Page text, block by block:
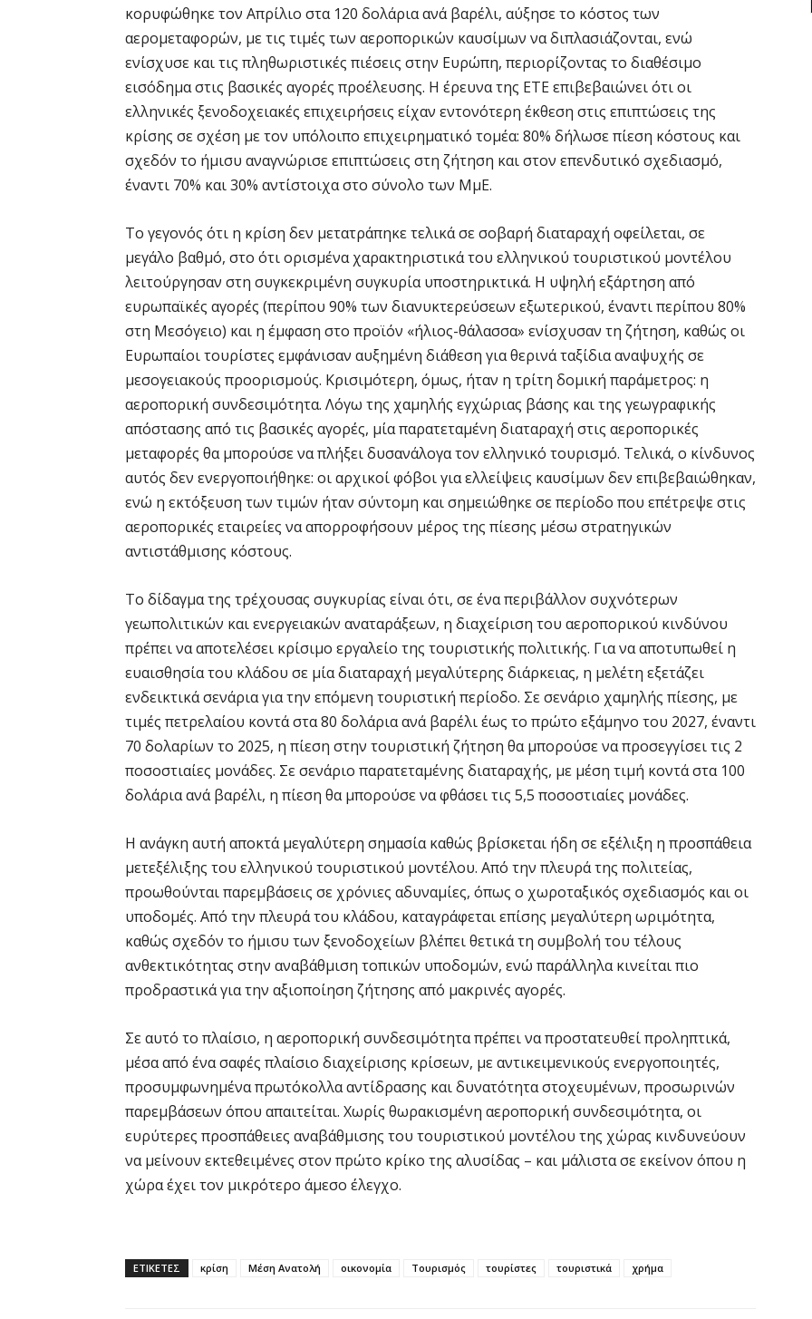
κορυφώθηκε τον Απρίλιο στα 120 δολάρια ανά βαρέλι, αύξησε το κόστος των
αερομεταφορών, με τις τιμές των αεροπορικών καυσίμων να διπλασιάζονται, ενώ
ενίσχυσε και τις πληθωριστικές πιέσεις στην Ευρώπη, περιορίζοντας το διαθέσιμο
εισόδημα στις βασικές αγορές προέλευσης. Η έρευνα της ΕΤΕ επιβεβαιώνει ότι οι
ελληνικές ξενοδοχειακές επιχειρήσεις είχαν εντονότερη έκθεση στις επιπτώσεις της
κρίσης σε σχέση με τον υπόλοιπο επιχειρηματικό τομέα: 80% δήλωσε πίεση κόστους και
σχεδόν το ήμισυ αναγνώρισε επιπτώσεις στη ζήτηση και στον επενδυτικό σχεδιασμό,
έναντι 70% και 30% αντίστοιχα στο σύνολο των ΜμΕ.
Το γεγονός ότι η κρίση δεν μετατράπηκε τελικά σε σοβαρή διαταραχή οφείλεται, σε
μεγάλο βαθμό, στο ότι ορισμένα χαρακτηριστικά του ελληνικού τουριστικού μοντέλου
λειτούργησαν στη συγκεκριμένη συγκυρία υποστηρικτικά. Η υψηλή εξάρτηση από
ευρωπαϊκές αγορές (περίπου 90% των διανυκτερεύσεων εξωτερικού, έναντι περίπου 80%
στη Μεσόγειο) και η έμφαση στο προϊόν «ήλιος-θάλασσα» ενίσχυσαν τη ζήτηση, καθώς οι
Ευρωπαίοι τουρίστες εμφάνισαν αυξημένη διάθεση για θερινά ταξίδια αναψυχής σε
μεσογειακούς προορισμούς. Κρισιμότερη, όμως, ήταν η τρίτη δομική παράμετρος: η
αεροπορική συνδεσιμότητα. Λόγω της χαμηλής εγχώριας βάσης και της γεωγραφικής
απόστασης από τις βασικές αγορές, μία παρατεταμένη διαταραχή στις αεροπορικές
μεταφορές θα μπορούσε να πλήξει δυσανάλογα τον ελληνικό τουρισμό. Τελικά, ο κίνδυνος
αυτός δεν ενεργοποιήθηκε: οι αρχικοί φόβοι για ελλείψεις καυσίμων δεν επιβεβαιώθηκαν,
ενώ η εκτόξευση των τιμών ήταν σύντομη και σημειώθηκε σε περίοδο που επέτρεψε στις
αεροπορικές εταιρείες να απορροφήσουν μέρος της πίεσης μέσω στρατηγικών
αντιστάθμισης κόστους.
Το δίδαγμα της τρέχουσας συγκυρίας είναι ότι, σε ένα περιβάλλον συχνότερων
γεωπολιτικών και ενεργειακών αναταράξεων, η διαχείριση του αεροπορικού κινδύνου
πρέπει να αποτελέσει κρίσιμο εργαλείο της τουριστικής πολιτικής. Για να αποτυπωθεί η
ευαισθησία του κλάδου σε μία διαταραχή μεγαλύτερης διάρκειας, η μελέτη εξετάζει
ενδεικτικά σενάρια για την επόμενη τουριστική περίοδο. Σε σενάριο χαμηλής πίεσης, με
τιμές πετρελαίου κοντά στα 80 δολάρια ανά βαρέλι έως το πρώτο εξάμηνο του 2027, έναντι
70 δολαρίων το 2025, η πίεση στην τουριστική ζήτηση θα μπορούσε να προσεγγίσει τις 2
ποσοστιαίες μονάδες. Σε σενάριο παρατεταμένης διαταραχής, με μέση τιμή κοντά στα 100
δολάρια ανά βαρέλι, η πίεση θα μπορούσε να φθάσει τις 5,5 ποσοστιαίες μονάδες.
Η ανάγκη αυτή αποκτά μεγαλύτερη σημασία καθώς βρίσκεται ήδη σε εξέλιξη η προσπάθεια
μετεξέλιξης του ελληνικού τουριστικού μοντέλου. Από την πλευρά της πολιτείας,
προωθούνται παρεμβάσεις σε χρόνιες αδυναμίες, όπως ο χωροταξικός σχεδιασμός και οι
υποδομές. Από την πλευρά του κλάδου, καταγράφεται επίσης μεγαλύτερη ωριμότητα,
καθώς σχεδόν το ήμισυ των ξενοδοχείων βλέπει θετικά τη συμβολή του τέλους
ανθεκτικότητας στην αναβάθμιση τοπικών υποδομών, ενώ παράλληλα κινείται πιο
προδραστικά για την αξιοποίηση ζήτησης από μακρινές αγορές.
Σε αυτό το πλαίσιο, η αεροπορική συνδεσιμότητα πρέπει να προστατευθεί προληπτικά,
μέσα από ένα σαφές πλαίσιο διαχείρισης κρίσεων, με αντικειμενικούς ενεργοποιητές,
προσυμφωνημένα πρωτόκολλα αντίδρασης και δυνατότητα στοχευμένων, προσωρινών
παρεμβάσεων όπου απαιτείται. Χωρίς θωρακισμένη αεροπορική συνδεσιμότητα, οι
ευρύτερες προσπάθειες αναβάθμισης του τουριστικού μοντέλου της χώρας κινδυνεύουν
να μείνουν εκτεθειμένες στον πρώτο κρίκο της αλυσίδας – και μάλιστα σε εκείνον όπου η
χώρα έχει τον μικρότερο άμεσο έλεγχο.
ΕΤΙΚΕΤΕΣ κρίση Μέση Ανατολή οικονομία Τουρισμός τουρίστες τουριστικά χρήμα